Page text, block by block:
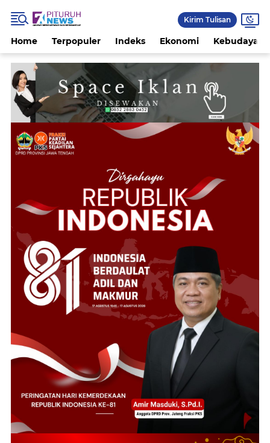
Kirim Tulisan
Home Terpopuler Indeks Ekonomi Kebudayaan